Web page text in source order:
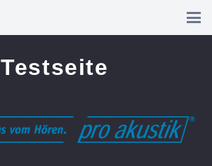
Testseite